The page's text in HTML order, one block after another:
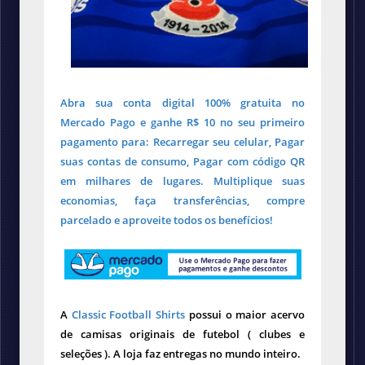
Abra sua conta digital 100% gratuita no
Mercado Pago e ganhe R$ 10 no seu primeiro
pagamento para: Recarregar seu celular, Pagar
suas contas de consumo, Pagar com código QR
em milhares de lugares. Multiplique suas
economias, faça transferências, compre
parcelado e aproveite todos os benefícios!
A Classic Football Shirts possui o maior acervo
de camisas originais de futebol ( clubes e
seleções ). A loja faz entregas no mundo inteiro.